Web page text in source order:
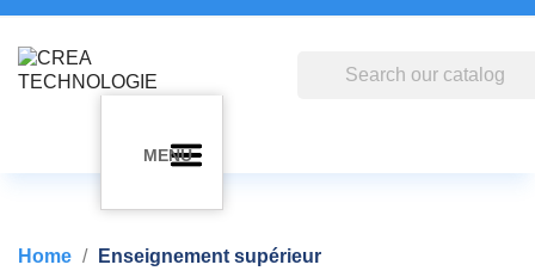
MENU
Home Enseignement supérieur